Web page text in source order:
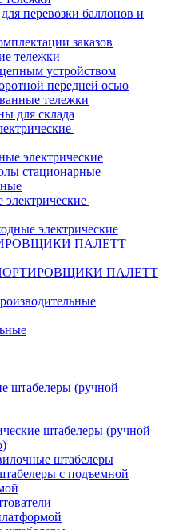
перевозки баллонов и
заказов
тележки
устройством
передней осью
тележки
для склада
электрические
стационарные
электрические
ПАЛЕТТ
ПАЛЕТТ
штабелеры (ручной
штабелеры (ручной
штабелеры
с подъемной